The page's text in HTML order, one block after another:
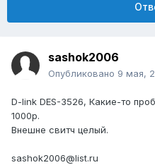
sashok2006
Опубликовано 9 мая,
D-link DES-3526, Какие-то
1000р.
Внешне свитч целый.
sashok2006@list.ru